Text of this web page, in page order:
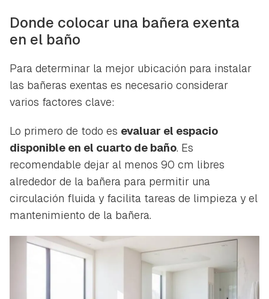
Donde colocar una bañera exenta
en el baño
Para determinar la mejor ubicación para instalar
las bañeras exentas es necesario considerar
varios factores clave:
Lo primero de todo es evaluar el espacio
disponible en el cuarto de baño. Es
recomendable dejar al menos 90 cm libres
alrededor de la bañera para permitir una
circulación fluida y facilita tareas de limpieza y el
mantenimiento de la bañera.